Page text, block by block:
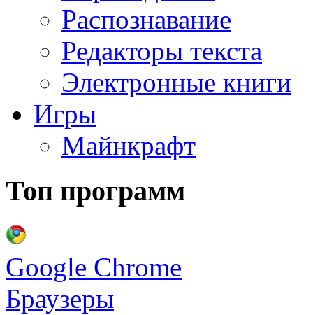
Распознавание
Редакторы текста
Электронные книги
Игры
Майнкрафт
Топ программ
Google Chrome
Браузеры